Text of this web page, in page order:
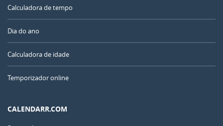
Calculadora de tempo
Dia do ano
Calculadora de idade
Temporizador online
CALENDARR.COM